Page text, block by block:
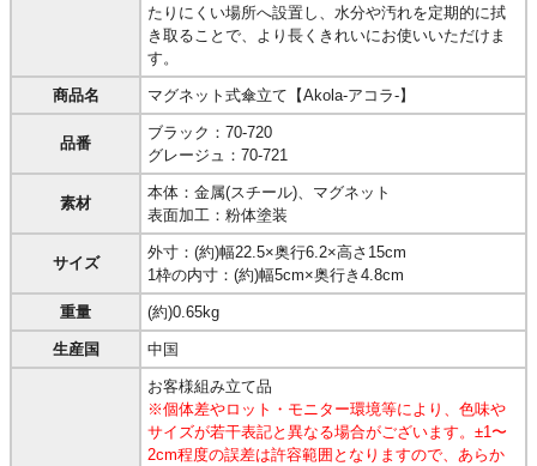
たりにくい場所へ設置し、水分や汚れを定期的に拭
き取ることで、より長くきれいにお使いいただけま
す。
商品名 マグネット式傘立て【Akola-アコラ-】
品番
ブラック：70-720
グレージュ：70-721
素材
本体：金属(スチール)、マグネット
表面加工：粉体塗装
サイズ
外寸：(約)幅22.5×奥行6.2×高さ15cm
1枠の内寸：(約)幅5cm×奥行き4.8cm
重量 (約)0.65kg
生産国 中国
お客様組み立て品
※個体差やロット・モニター環境等により、色味や
サイズが若干表記と異なる場合がございます。±1〜
2cm程度の誤差は許容範囲となりますので、あらか